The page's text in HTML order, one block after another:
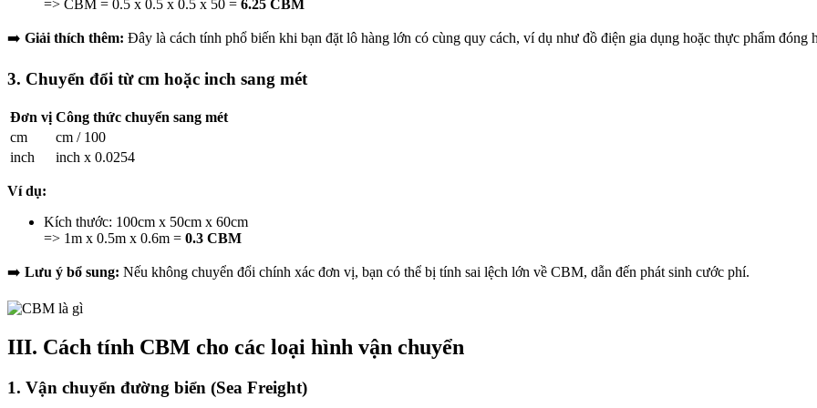
=> CBM = 0.5 x 0.5 x 0.5 x 50 = 6.25 CBM
➡️ Giải thích thêm: Đây là cách tính phổ biến khi bạn đặt lô hàng lớn có cùng quy cách, ví dụ như đồ điện gia dụng hoặc thực phẩm đóng
3. Chuyển đổi từ cm hoặc inch sang mét
Đơn vị Công thức chuyển sang mét
cm
cm / 100
inch
inch x 0.0254
Ví dụ:
Kích thước: 100cm x 50cm x 60cm
=> 1m x 0.5m x 0.6m = 0.3 CBM
➡️ Lưu ý bổ sung: Nếu không chuyển đổi chính xác đơn vị, bạn có thể bị tính sai lệch lớn về CBM, dẫn đến phát sinh cước phí.
III. Cách tính CBM cho các loại hình vận chuyển
1. Vận chuyển đường biển (Sea Freight)